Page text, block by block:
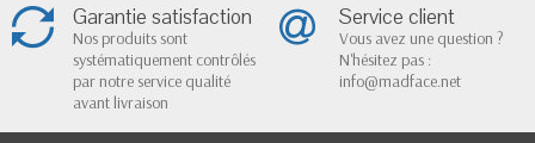
Garantie satisfaction
Nos produits sont
systématiquement contrôlés
par notre service qualité
avant livraison
Service client
Vous avez une question ?
N'hésitez pas :
info@madface.net